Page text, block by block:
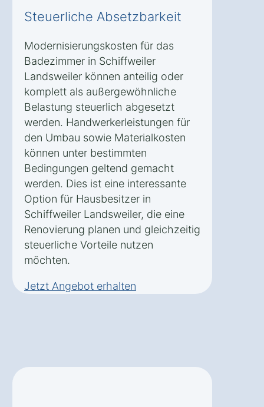
Steuerliche Absetzbarkeit
Modernisierungskosten für das
Badezimmer in Schiffweiler
Landsweiler können anteilig oder
komplett als außergewöhnliche
Belastung steuerlich abgesetzt
werden. Handwerkerleistungen für
den Umbau sowie Materialkosten
können unter bestimmten
Bedingungen geltend gemacht
werden. Dies ist eine interessante
Option für Hausbesitzer in
Schiffweiler Landsweiler, die eine
Renovierung planen und gleichzeitig
steuerliche Vorteile nutzen
möchten.
Jetzt Angebot erhalten